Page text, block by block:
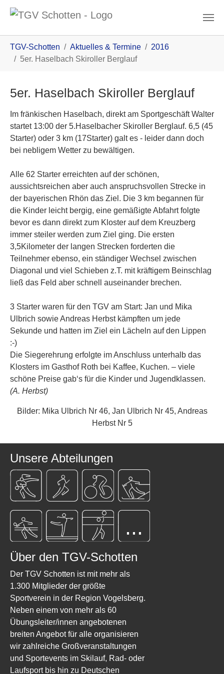
TGV-Schotten Aktuelles & Termine
2016
5er. Haselbach Skiroller Berglauf
5er. Haselbach Skiroller Berglauf
Im fränkischen Haselbach, direkt am Sportgeschäft Walter
startet 13:00 der 5.Haselbacher Skiroller Berglauf. 6,5 (45
Starter) oder 3 km (17Starter) galt es - leider dann doch
bei nebligem Wetter zu bewältigen.
Alle 62 Starter erreichten auf der schönen,
aussichtsreichen aber auch anspruchsvollen Strecke in
der bayerischen Rhön das Ziel. Die 3 km begannen für
die Kinder leicht bergig, eine gemäßigte Abfahrt folgte
bevor es dann direkt zum Kloster auf dem Kreuzberg
immer steiler werden zum Ziel ging. Die ersten
3,5Kilometer der langen Strecken forderten die
Teilnehmer ebenso, ein ständiger Wechsel zwischen
Diagonal und viel Schieben z.T. mit kräftigem Beinschlag
ließ das Feld aber schnell auseinander brechen.
3 Starter waren für den TGV am Start: Jan und Mika
Ulbrich sowie Andreas Herbst kämpften um jede
Sekunde und hatten im Ziel ein Lächeln auf den Lippen
:-)
Die Siegerehrung erfolgte im Anschluss unterhalb das
Klosters im Gasthof Roth bei Kaffee, Kuchen. – viele
schöne Preise gab‘s für die Kinder und Jugendklassen.
(A. Herbst)
Bilder: Mika Ulbrich Nr 46, Jan Ulbrich Nr 45, Andreas
Herbst Nr 5
Unsere Abteilungen
...
Über den TGV-Schotten
Der TGV Schotten ist mit mehr als
1.300 Mitglieder der größte
Sportverein in der Region Vogelsberg.
Neben einem von mehr als 60
Übungsleiter/innen angebotenen
breiten Angebot für alle organisieren
wir zahlreiche Großveranstaltungen
und Sportevents im Skilauf, Rad- oder
Laufsport bis hin zu Deutschen